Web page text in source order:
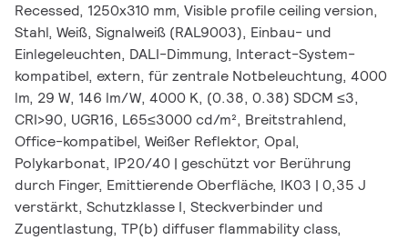
Recessed, 1250x310 mm, Visible profile ceiling version,
Stahl, Weiß, Signalweiß (RAL9003), Einbau- und
Einlegeleuchten, DALI-Dimmung, Interact-System-
kompatibel, extern, für zentrale Notbeleuchtung, 4000
lm, 29 W, 146 lm/W, 4000 K, (0.38, 0.38) SDCM ≤3,
CRI>90, UGR16, L65≤3000 cd/m², Breitstrahlend,
Office-kompatibel, Weißer Reflektor, Opal,
Polykarbonat, IP20/40 | geschützt vor Berührung
durch Finger, Emittierende Oberfläche, IK03 | 0,35 J
verstärkt, Schutzklasse I, Steckverbinder und
Zugentlastung, TP(b) diffuser flammability class,